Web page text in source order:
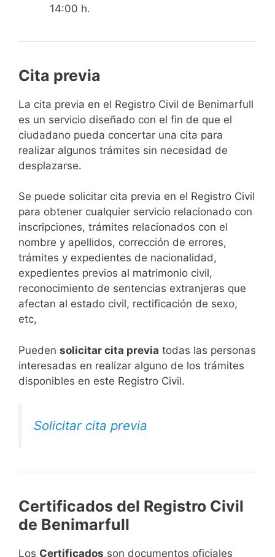
14:00 h.
Cita previa
​​​​​​​​​​​​​​​​​​​​​​​​​​​​La cita previa en el Registro Civil de Benimarfull
es un servicio diseñado con el fin de que el
ciudadano pueda concertar una cita para
realizar algunos trámites sin necesidad de
desplazarse.​
Se puede solicitar cita previa en el Registro Civil
para obtener cualquier servicio relacionado con
inscripciones, trámites relacionados con el
nombre y apellidos, corrección de errores,
trámites y expedientes de nacionalidad,
expedientes previos al matrimonio civil,
reconocimiento de sentencias extranjeras que
afectan al estado civil, rectificación de sexo,
etc,
​Pueden solicitar cita previa todas las personas
interesadas en realizar alguno de los trámites
disponibles en este Registro Civil.​
Solicitar cita previa
Certificados del Registro Civil
de Benimarfull
Los Certificados son documentos oficiales